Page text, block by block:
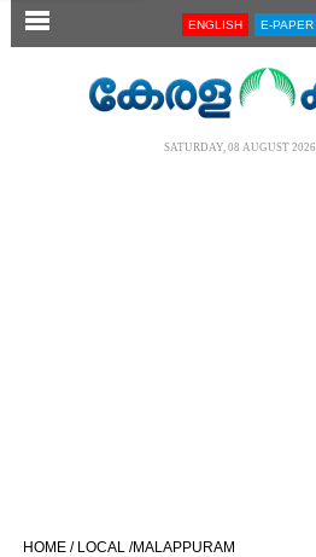
SECTIONS ENGLISH E-PAPER
SATURDAY, 08 AUGUST
HOME / LOCAL /MALAPPURAM